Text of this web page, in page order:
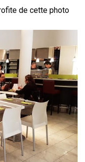
de cette photo